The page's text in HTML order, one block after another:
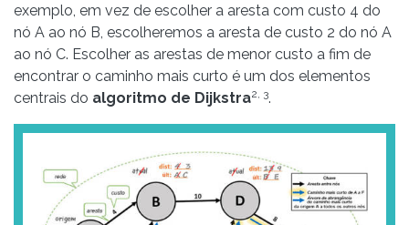
exemplo, em vez de escolher a aresta com custo 4 do
nó A ao nó B, escolheremos a aresta de custo 2 do nó A
ao nó C. Escolher as arestas de menor custo a fim de
encontrar o caminho mais curto é um dos elementos
centrais do algoritmo de Dijkstra2, 3.